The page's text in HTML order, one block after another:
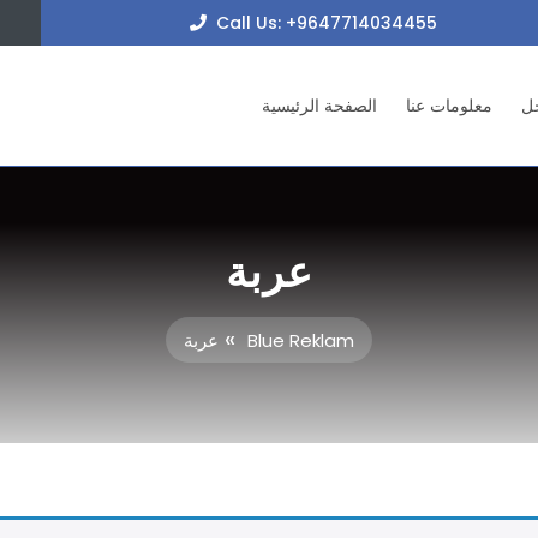
Call Us: +9647714034455
الصفحة الرئيسية معلومات عنا
عربة
Blue Reklam
» عربة